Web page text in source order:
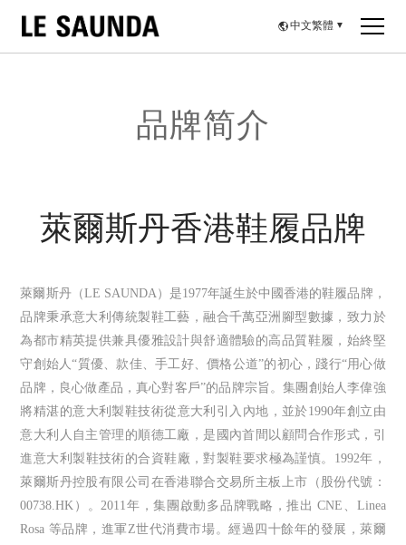
中文繁體 ▼
品牌简介
萊爾斯丹香港鞋履品牌
萊爾斯丹（LE SAUNDA）是1977年誕生於中國香港的鞋履品牌，
品牌秉承意大利傳統製鞋工藝，融合千萬亞洲腳型數據，致力於
為都市精英提供兼具優雅設計與舒適體驗的高品質鞋履，始終堅
守創始人“質優、款佳、手工好、價格公道”的初心，踐行“用心做
品牌，良心做產品，真心對客戶”的品牌宗旨。集團創始人李偉強
將精湛的意大利製鞋技術從意大利引入內地，並於1990年創立由
意大利人自主管理的順德工廠，是國內首間以顧問合作形式，引
進意大利製鞋技術的合資鞋廠，對製鞋要求極為謹慎。1992年，
萊爾斯丹控股有限公司在香港聯合交易所主板上市（股份代號：
00738.HK）。2011年，集團啟動多品牌戰略，推出 CNE、Linea
Rosa 等品牌，進軍Z世代消費市場。經過四十餘年的發展，萊爾